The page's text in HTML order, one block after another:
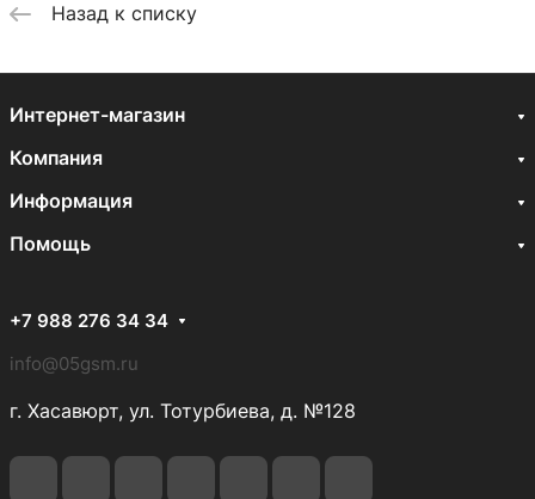
Назад к списку
Интернет-магазин
Компания
Информация
Помощь
+7 988 276 34 34
info@05gsm.ru
г. Хасавюрт, ул. Тотурбиева, д. №128